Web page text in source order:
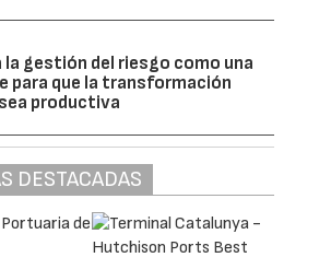
la gestión del riesgo como una
para que la transformación
productiva
DESTACADAS